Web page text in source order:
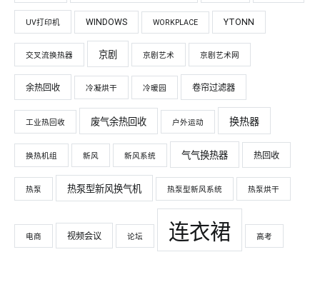
UV打印机 WINDOWS WORKPLACE YTONN
交叉流换热器 京剧 京剧艺术 京剧艺术网
余热回收 冷凝烘干 冷暖园 卷帘过滤器
工业热回收 废气余热回收 户外运动 换热器
换热机组 新风 新风系统 气气换热器 热回收
热泵 热泵型新风换气机 热泵型新风系统 热泵烘干
电商 视频会议 论坛 连衣裙 高考